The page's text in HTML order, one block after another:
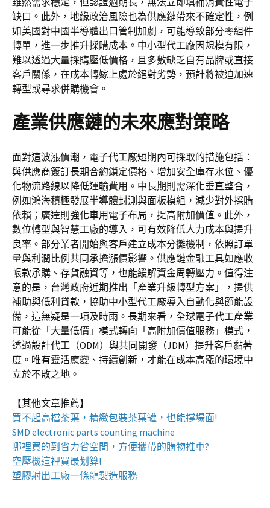
缺口。此外，地緣政治風險也為供應鏈帶來不確定性，例
如美國對中國半導體出口管制加劇，可能導致部分零組件
轉單，進一步推升採購成本。中小型代工廠因規模有限，
難以透過大量採購壓低價格，且多數缺乏自有品牌或直接
客戶關係，在成本轉嫁上處於絕對劣勢，預計將被迫加速
轉型或尋求併購機會。
產業供應鏈的未來應對策略
面對這波漲價潮，電子代工廠短期內可採取的措施包括：
與供應商簽訂長期合約鎖定價格、增加安全庫存水位、優
化物流路線以降低運輸費用。中長期則需深化垂直整合，
例如鴻海積極發展半導體封測與面板模組，減少對外採購
依賴；廣達則強化車用電子布局，提高附加價值。此外，
數位轉型與智慧工廠的導入，可有效降低人力成本與提升
良率。部分業者開始與客戶建立成本分攤機制，依照訂單
量與利潤比例共同承擔漲價影響。供應鏈金融工具如應收
帳款承購、存貨融資等，也能緩解資金周轉壓力。值得注
意的是，台灣政府近期推出「產業升級轉型方案」，提供
補助與低利貸款，協助中小型代工廠導入自動化與節能設
備，這無疑是一項及時雨。長期來看，全球電子代工產業
可能從「大量低價」模式轉向「高附加價值服務」模式，
透過設計代工（ODM）與共同開發（JDM）提升客戶黏著
度。唯有靈活應變、持續創新，才能在成本高漲的環境中
立於不敗之地。
【其他文章推薦】
買不起高檔茶葉，精緻包裝茶葉罐 ，也能撐場面!
SMD electronic parts counting machine
哪裡買的到省力省空間，方便攜帶的購物推車?
空壓機這裡買最划算!
塑膠射出工廠一條龍製造服務